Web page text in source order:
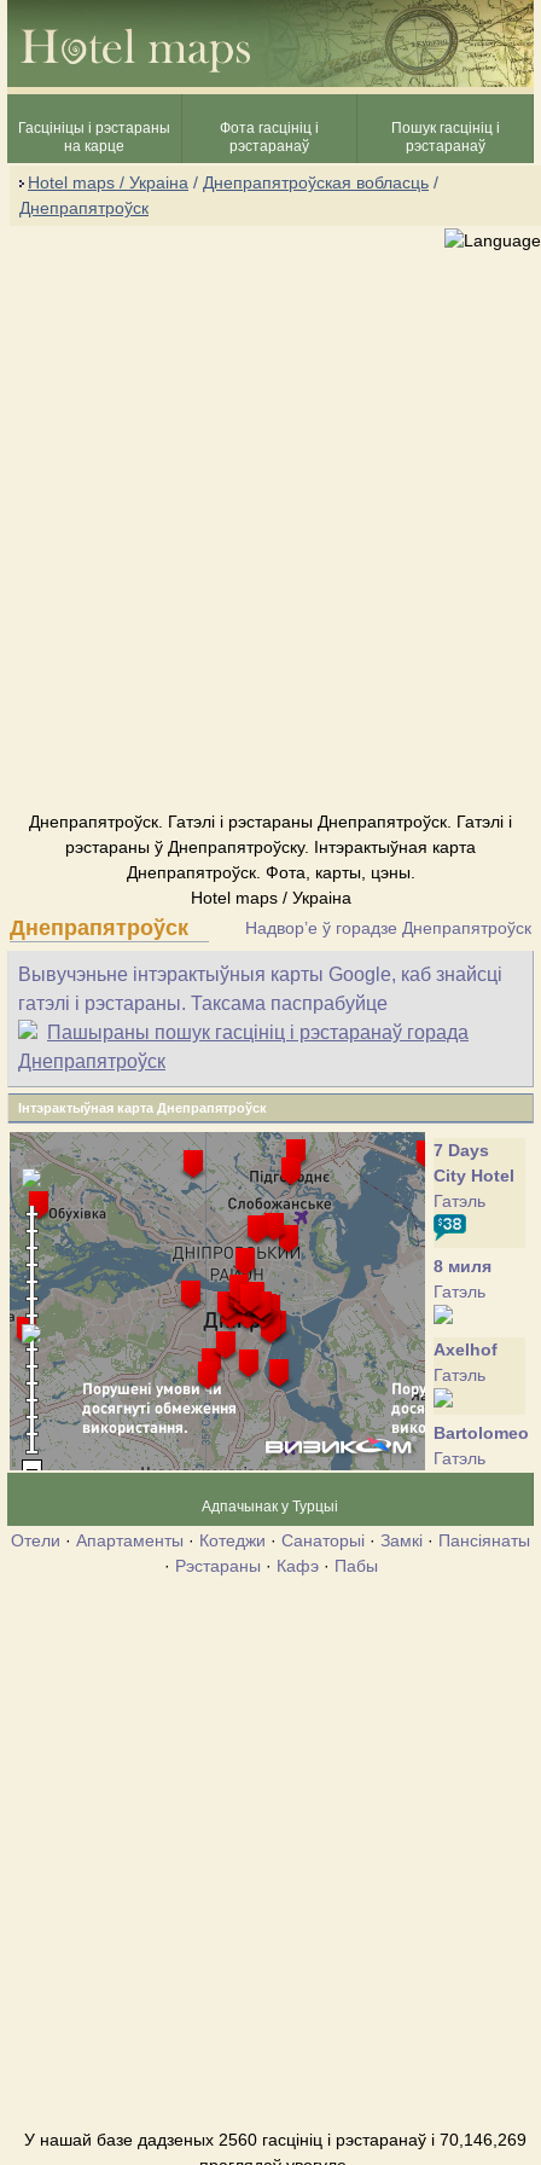
Гасцініцы і рэстараны
на карце
Фота гасцініц і
рэстаранаў
Пошук гасцініц і
рэстаранаў
Hotel maps / Украіна / Днепрапятроўская вобласць /
Днепрапятроўск
Днепрапятроўск. Гатэлі і рэстараны Днепрапятроўск. Гатэлі і
рэстараны ў Днепрапятроўску. Інтэрактыўная карта
Днепрапятроўск. Фота, карты, цэны.
Hotel maps / Украіна
Днепрапятроўск Надвор’е ў горадзе Днепрапятроўск
Вывучэньне інтэрактыўныя карты Google, каб знайсці
гатэлі і рэстараны. Таксама паспрабуйце
Пашыраны пошук гасцініц і рэстаранаў горада
Днепрапятроўск
Інтэрактыўная карта Днепрапятроўск
7 Days
City Hotel
Гатэль
8 миля
Гатэль
Axelhof
Гатэль
Bartolomeo
Гатэль
Гатэль
SunRay
Адпачынак у Турцыі
Отели · Апартаменты · Котеджи · Санаторыі · Замкі · Пансіянаты
· Рэстараны · Кафэ· Пабы
У нашай базе дадзеных 2560 гасцініц і рэстаранаў і 70,146,269